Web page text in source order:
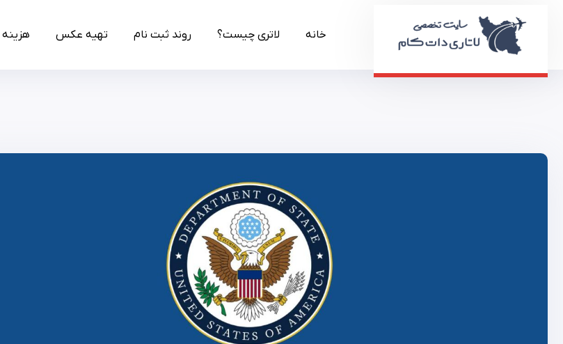
خانه لاتری چیست؟ روند ثبت نام تهیه عکس هزینه